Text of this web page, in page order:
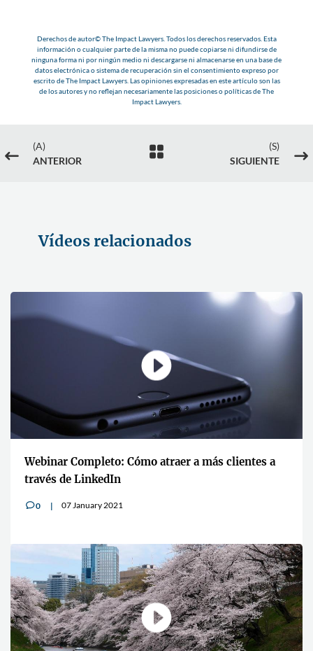
Derechos de autor© The Impact Lawyers. Todos los derechos reservados. Esta
información o cualquier parte de la misma no puede copiarse ni difundirse de
ninguna forma ni por ningún medio ni descargarse ni almacenarse en una base de
datos electrónica o sistema de recuperación sin el consentimiento expreso por
escrito de The Impact Lawyers. Las opiniones expresadas en este artículo son las
de los autores y no reflejan necesariamente las posiciones o políticas de The
Impact Lawyers.
#
(A)
ANTERIOR

(S)
SIGUIENTE
$
Vídeos relacionados
Webinar Completo: Cómo atraer a más clientes a
través de LinkedIn
v0 07 January 2021